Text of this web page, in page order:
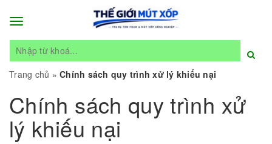
Toggle
Trang chủ » Chính sách quy trình xử lý khiếu nại
Chính sách quy trình xử
lý khiếu nại